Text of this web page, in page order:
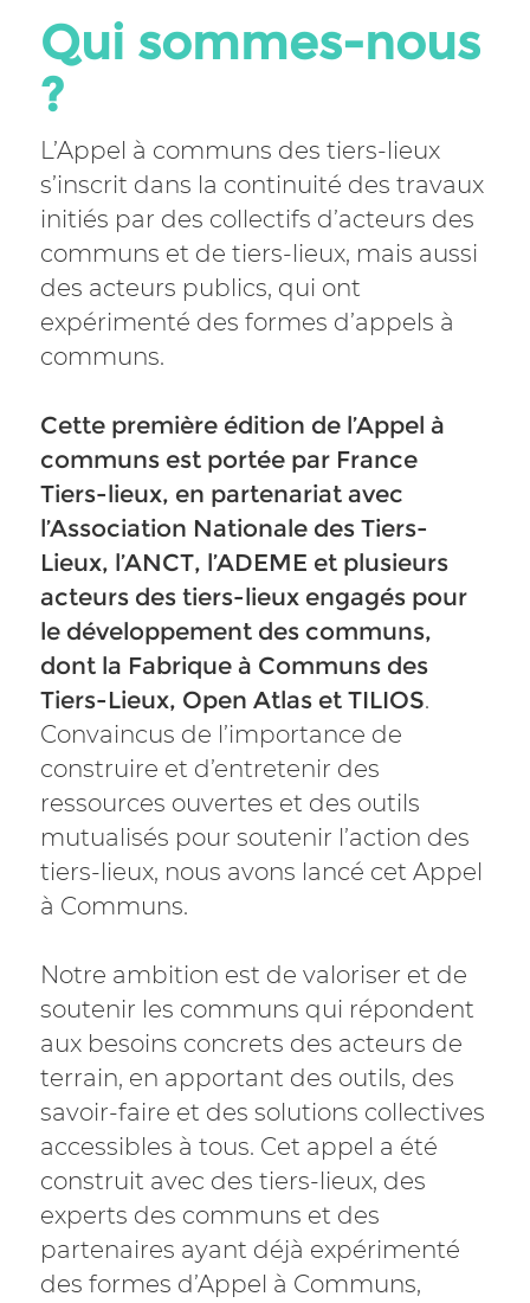
Qui sommes-nous
?
L’Appel à communs des tiers-lieux
s’inscrit dans la continuité des travaux
initiés par des collectifs d’acteurs des
communs et de tiers-lieux, mais aussi
des acteurs publics, qui ont
expérimenté des formes d’appels à
communs.
Cette première édition de l’Appel à
communs est portée par France
Tiers-lieux, en partenariat avec
l’Association Nationale des Tiers-
Lieux, l’ANCT, l’ADEME et plusieurs
acteurs des tiers-lieux engagés pour
le développement des communs,
dont la Fabrique à Communs des
Tiers-Lieux, Open Atlas et TILIOS.
Convaincus de l’importance de
construire et d’entretenir des
ressources ouvertes et des outils
mutualisés pour soutenir l’action des
tiers-lieux, nous avons lancé cet Appel
à Communs.
Notre ambition est de valoriser et de
soutenir les communs qui répondent
aux besoins concrets des acteurs de
terrain, en apportant des outils, des
savoir-faire et des solutions collectives
accessibles à tous. Cet appel a été
construit avec des tiers-lieux, des
experts des communs et des
partenaires ayant déjà expérimenté
des formes d’Appel à Communs,